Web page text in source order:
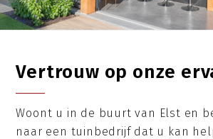
Vertrouw op onze
Woont u in de buurt van Elst en
naar een tuinbedrijf dat u kan